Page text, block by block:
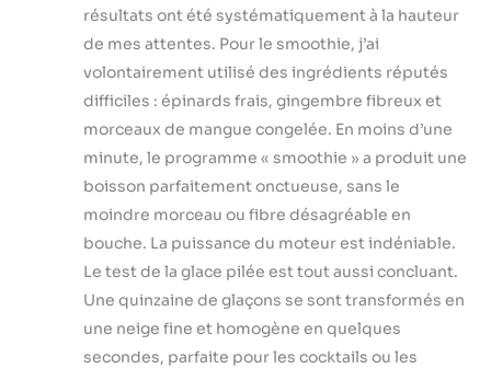
résultats ont été systématiquement à la hauteur
de mes attentes. Pour le smoothie, j’ai
volontairement utilisé des ingrédients réputés
difficiles : épinards frais, gingembre fibreux et
morceaux de mangue congelée. En moins d’une
minute, le programme « smoothie » a produit une
boisson parfaitement onctueuse, sans le
moindre morceau ou fibre désagréable en
bouche. La puissance du moteur est indéniable.
Le test de la glace pilée est tout aussi concluant.
Une quinzaine de glaçons se sont transformés en
une neige fine et homogène en quelques
secondes, parfaite pour les cocktails ou les